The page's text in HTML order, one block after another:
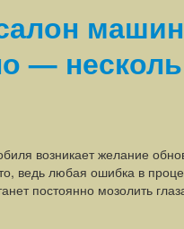
—
возникает желание
ведь любая ошибка в
постоянно мозолить